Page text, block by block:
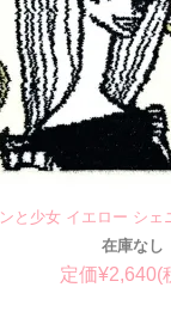
と少女 イエロー シェ
在庫なし
定価¥2,640(